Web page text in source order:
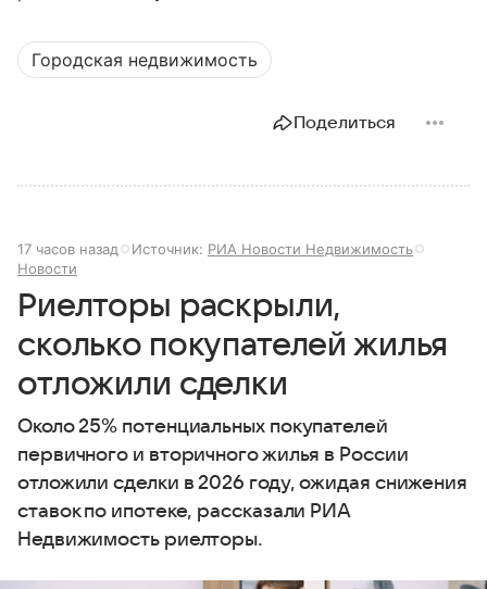
Городская недвижимость
Поделиться
17 часов назад Источник: РИА Новости Недвижимость
Новости
Риелторы раскрыли,
сколько покупателей жилья
отложили сделки
Около 25% потенциальных покупателей
первичного и вторичного жилья в России
отложили сделки в 2026 году, ожидая снижения
ставок по ипотеке, рассказали РИА
Недвижимость риелторы.